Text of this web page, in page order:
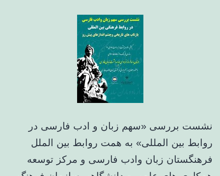
نشست بررسی «سهم زبان و ادب فارسی در
روابط بین المللی» به همت روابط بین الملل
فرهنگستان زبان وادب فارسی و مرکز توسعه